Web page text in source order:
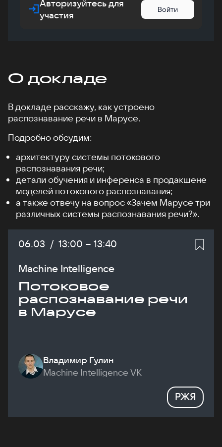
Авторизуйтесь для
участия
Войти
О докладе
В докладе расскажу, как устроено
распознавание речи в Марусе.
Подробно обсудим:
архитектуру системы потокового
распознавания речи;
детали обучения и инференса в продакшене
моделей потокового распознавания;
а также отвечу на вопрос «Зачем Марусе три
различных системы распознавания речи?».
Дата:
06.03 / Начало:
13:00 – Конец:
13:40
Machine Intelligence
Потоковое
распознавание речи
в Марусе
Владимир Гулин
Machine Intelligence VK
РЖЯ